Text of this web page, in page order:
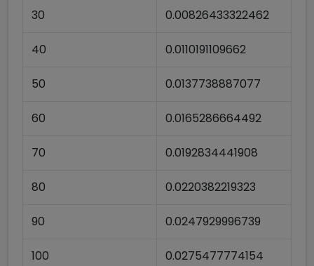
30 0.00826433322462
40 0.0110191109662
50 0.0137738887077
60 0.0165286664492
70 0.0192834441908
80 0.0220382219323
90 0.0247929996739
100 0.0275477774154